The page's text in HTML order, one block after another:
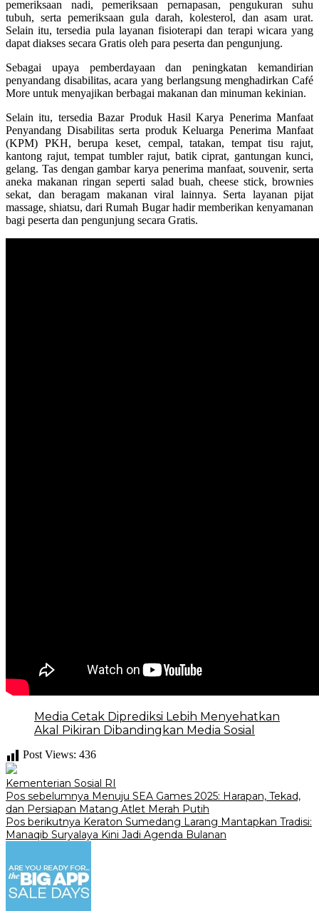
pemeriksaan nadi, pemeriksaan pernapasan, pengukuran suhu
tubuh, serta pemeriksaan gula darah, kolesterol, dan asam urat.
Selain itu, tersedia pula layanan fisioterapi dan terapi wicara yang
dapat diakses secara Gratis oleh para peserta dan pengunjung.
Sebagai upaya pemberdayaan dan peningkatan kemandirian
penyandang disabilitas, acara yang berlangsung menghadirkan Café
More untuk menyajikan berbagai makanan dan minuman kekinian.
Selain itu, tersedia Bazar Produk Hasil Karya Penerima Manfaat
Penyandang Disabilitas serta produk Keluarga Penerima Manfaat
(KPM) PKH, berupa keset, cempal, tatakan, tempat tisu rajut,
kantong rajut, tempat tumbler rajut, batik ciprat, gantungan kunci,
gelang. Tas dengan gambar karya penerima manfaat, souvenir, serta
aneka makanan ringan seperti salad buah, cheese stick, brownies
sekat, dan beragam makanan viral lainnya. Serta layanan pijat
massage, shiatsu, dari Rumah Bugar hadir memberikan kenyamanan
bagi peserta dan pengunjung secara Gratis.
Media Cetak Diprediksi Lebih Menyehatkan
Akal Pikiran Dibandingkan Media Sosial
Post Views: 436
Kementerian Sosial RI
Navigasi
pos
Pos sebelumnya Menuju SEA Games 2025: Harapan, Tekad,
dan Persiapan Matang Atlet Merah Putih
Pos berikutnya ‎Keraton Sumedang Larang Mantapkan Tradisi:
Manaqib Suryalaya Kini Jadi Agenda Bulanan